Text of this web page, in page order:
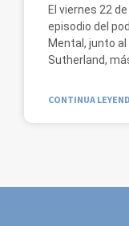
El viernes 22
episodio del
Mental, junto
Sutherland,
CONTINUA